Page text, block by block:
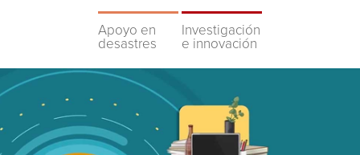
Apoyo en
desastres
Investigación
e innovación